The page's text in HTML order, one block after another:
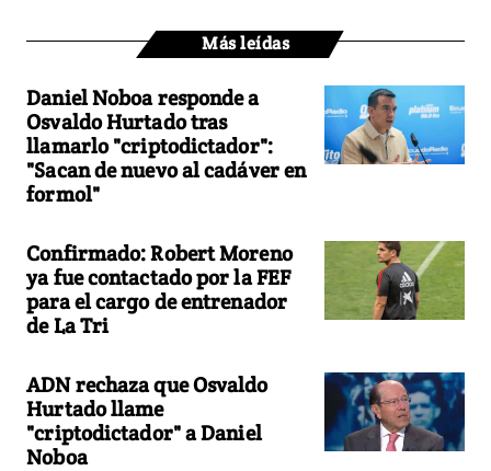
Más leídas
Daniel Noboa responde a
Osvaldo Hurtado tras
llamarlo "criptodictador":
"Sacan de nuevo al cadáver en
formol"
Confirmado: Robert Moreno
ya fue contactado por la FEF
para el cargo de entrenador
de La Tri
ADN rechaza que Osvaldo
Hurtado llame
"criptodictador" a Daniel
Noboa